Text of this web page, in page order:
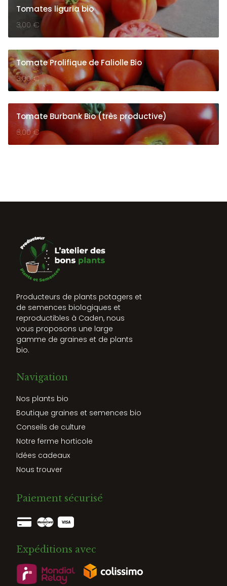
Tomates liguria bio
3,00 €
Tomate Prolifique de Faliolle Bio
3,00€
Tomate Burbank Bio (très productive)
3,00€
Producteurs de plants potagers et
de semences biologiques et
reproductibles à Caden, nous
vous proposons une large
gamme de graines et de plants
bio.
Navigation
Nos plants bio
Boutique graines et semences bio
Conseils de culture
Notre ferme horticole
Idées cadeaux
Nous trouver
Paiement sécurisé
Expéditions avec